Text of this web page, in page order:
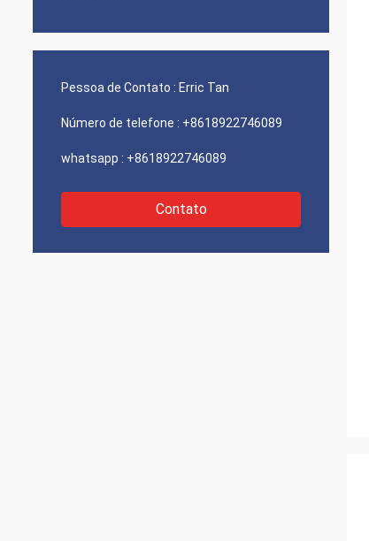
Pessoa de Contato : Erric Tan
Número de telefone : +8618922746089
whatsapp : +8618922746089
Contato